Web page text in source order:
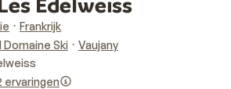
Frankrijk
Ski
Vaujany
ervaringen